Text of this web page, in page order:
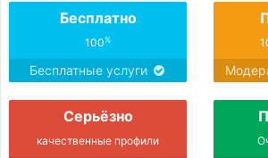
Бесплатно
100%
Бесплатные услуги
Серьёзно
качественные профили